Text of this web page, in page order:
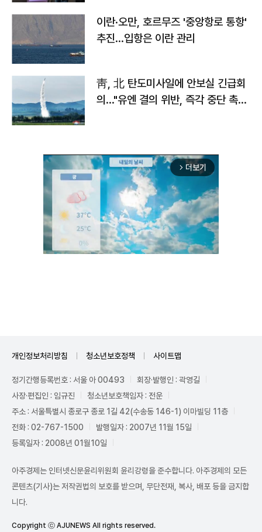
이란·오만, 호르무즈 '중앙항로 통항'
추진…입항은 이란 관리
靑, 北 탄도미사일에 안보실 긴급회
의…"유엔 결의 위반, 즉각 중단 촉
arrow_forward_ios 더보기
개인정보처리방침 청소년보호정책 사이트맵
정기간행등록번호 : 서울 아 00493
회장·발행인 : 곽영길
사장·편집인 : 임규진
청소년보호책임자 : 전운
주소 : 서울특별시 종로구 종로 1길 42(수송동 146-1) 이마빌딩 11층
전화 : 02-767-1500
발행일자 : 2007년 11월 15일
등록일자 : 2008년 01월10일
아주경제는 인터넷신문윤리위원회 윤리강령을 준수합니다. 아주경제의 모든
콘텐츠(기사)는 저작권법의 보호를 받으며, 무단전재, 복사, 배포 등을 금지합
니다.
Copyright ⓒ AJUNEWS All rights reserved.